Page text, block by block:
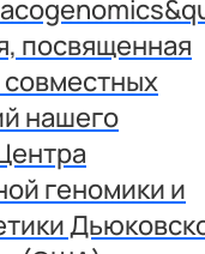
посвященная
совместных
нашего
геномики и